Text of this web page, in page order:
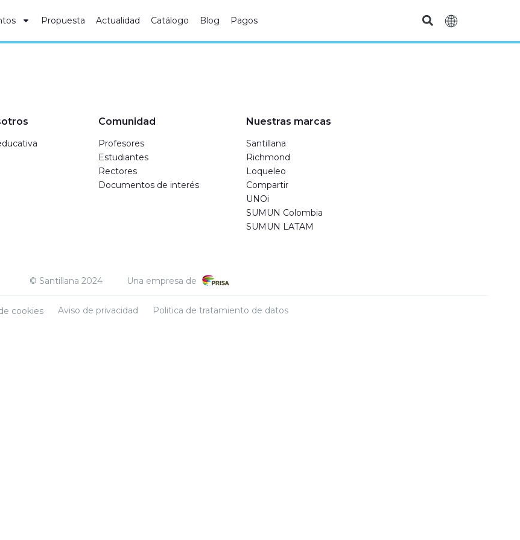
Propuesta Actualidad Catálogo Blog Pagos
Comunidad
Profesores
Estudiantes
Rectores
Documentos de interés
Nuestras marcas
Santillana
Richmond
Loqueleo
Compartir
UNOi
SUMUN Colombia
SUMUN LATAM
© Santillana 2024 Una empresa de
cookies Aviso de privacidad Politica de tratamiento de datos